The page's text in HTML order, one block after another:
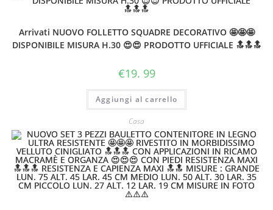
Arrivati NUOVO FOLLETTO SQUADRE DECORATIVO 🤩🤩🤩
DISPONIBILE MISURA H.30 😍😍 PRODOTTO UFFICIALE 🔝🔝🔝
€19. 99
Aggiungi al carrello
Casa